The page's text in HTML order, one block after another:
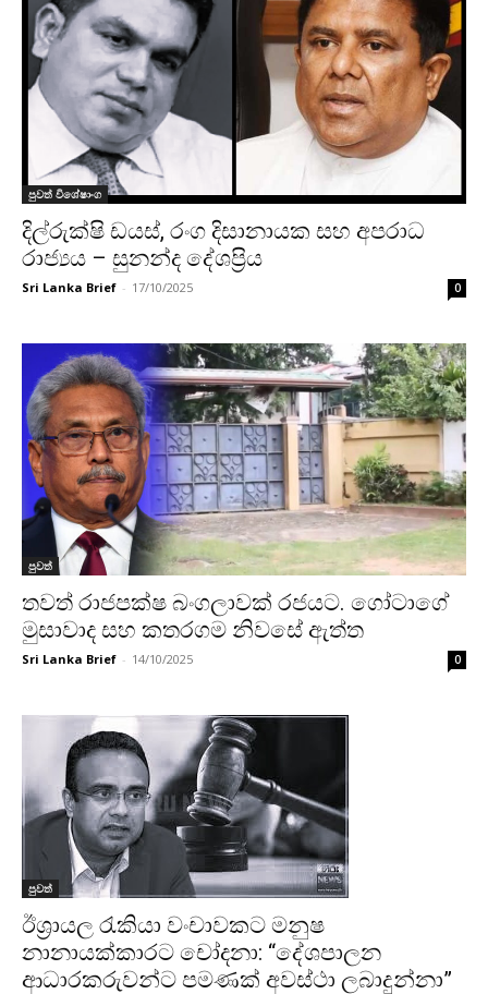
පුවත් විශේෂාංග
දිල්රුක්ෂි ඩයස්, රංග දිසානායක සහ අපරාධ
රාජ්‍යය – සුනන්ද දේශප්‍රිය
Sri Lanka Brief - 17/10/2025 0
පුවත්
තවත් රාජපක්ෂ බංගලාවක් රජයට. ගෝටාගේ
මුසාවාද සහ කතරගම නිවසේ ඇත්ත
Sri Lanka Brief - 14/10/2025 0
පුවත්
ඊශ්‍රායල රැකියා වංචාවකට මනුෂ
නානායක්කාරට චෝදනා: “දේශපාලන
ආධාරකරුවන්ට පමණක් අවස්ථා ලබාදුන්නා”